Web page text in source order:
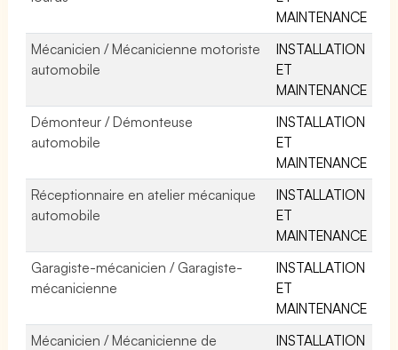
MAINTENANCE
Mécanicien / Mécanicienne motoriste
automobile
INSTALLATION
ET
MAINTENANCE
Démonteur / Démonteuse
automobile
INSTALLATION
ET
MAINTENANCE
Réceptionnaire en atelier mécanique
automobile
INSTALLATION
ET
MAINTENANCE
Garagiste-mécanicien / Garagiste-
mécanicienne
INSTALLATION
ET
MAINTENANCE
Mécanicien / Mécanicienne de
INSTALLATION